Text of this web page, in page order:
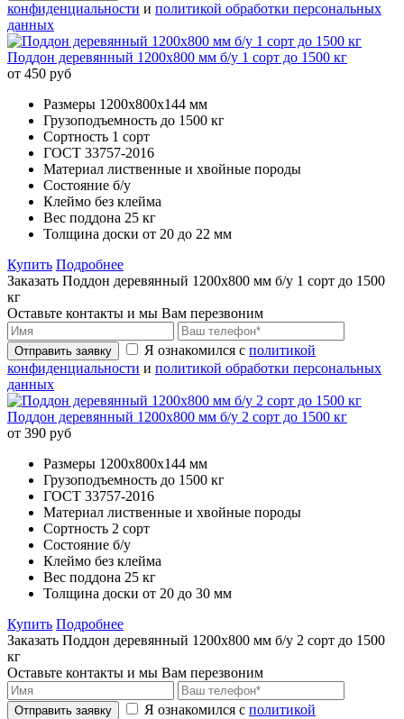
конфиденциальности и политикой обработки персональных
данных
Поддон деревянный 1200х800 мм б/у 1 сорт до 1500 кг
от 450 руб
Размеры 1200х800х144 мм
Грузоподъемность до 1500 кг
Сортность 1 сорт
ГОСТ 33757-2016
Материал лиственные и хвойные породы
Состояние б/у
Клеймо без клейма
Вес поддона 25 кг
Толщина доски от 20 до 22 мм
Купить Подробнее
Заказать Поддон деревянный 1200х800 мм б/у 1 сорт до 1500
кг
Оставьте контакты и мы Вам перезвоним
Отправить заявку Я ознакомился с политикой
конфиденциальности и политикой обработки персональных
данных
Поддон деревянный 1200х800 мм б/у 2 сорт до 1500 кг
от 390 руб
Размеры 1200х800х144 мм
Грузоподъемность до 1500 кг
ГОСТ 33757-2016
Материал лиственные и хвойные породы
Сортность 2 сорт
Состояние б/у
Клеймо без клейма
Вес поддона 25 кг
Толщина доски от 20 до 30 мм
Купить Подробнее
Заказать Поддон деревянный 1200х800 мм б/у 2 сорт до 1500
кг
Оставьте контакты и мы Вам перезвоним
Отправить заявку Я ознакомился с политикой